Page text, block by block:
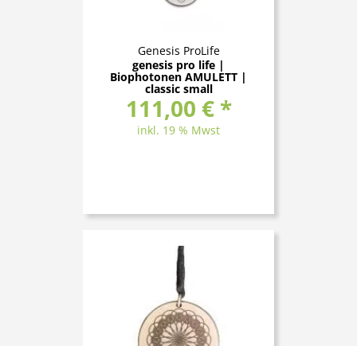
Genesis ProLife
genesis pro life |
Biophotonen AMULETT |
classic small
111,00 € *
inkl. 19 % Mwst